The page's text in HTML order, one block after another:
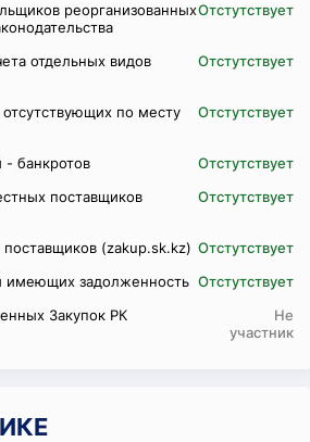
реорганизованныхОтстутствует
отдельных видов
Отстутствует
по месту
Отстутствует
- банкротов
Отстутствует
поставщиков
Отстутствует
(zakup.sk.kz) Отстутствует
имеющих задолженность Отстутствует
Закупок РК
Не
участник